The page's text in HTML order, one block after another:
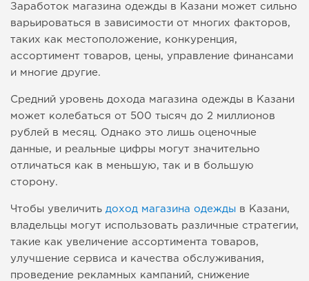
Заработок магазина одежды в Казани может сильно
варьироваться в зависимости от многих факторов,
таких как местоположение, конкуренция,
ассортимент товаров, цены, управление финансами
и многие другие.
Средний уровень дохода магазина одежды в Казани
может колебаться от 500 тысяч до 2 миллионов
рублей в месяц. Однако это лишь оценочные
данные, и реальные цифры могут значительно
отличаться как в меньшую, так и в большую
сторону.
Чтобы увеличить доход магазина одежды в Казани,
владельцы могут использовать различные стратегии,
такие как увеличение ассортимента товаров,
улучшение сервиса и качества обслуживания,
проведение рекламных кампаний, снижение